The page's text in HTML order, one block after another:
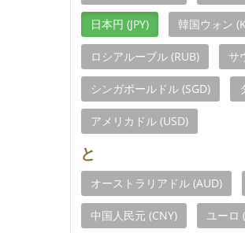
日本円 (JPY) 韓国ウォン
ロシアルーブル (RUB) サ
シンガポールドル (SGD)
アメリカドル (USD)
と
オーストラリアドル (AUD)
中国人民元 (CNY) ユーロ